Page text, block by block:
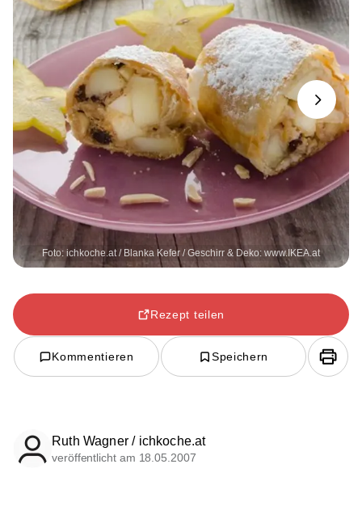
Foto: ichkoche.at / Blanka Kefer / Geschirr & Deko: www.IKEA.at
Next
Rezept teilen
Kommentieren Speichern
Ruth Wagner / ichkoche.at
veröffentlicht am 18.05.2007